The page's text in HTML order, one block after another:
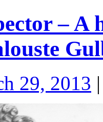
– A
29, 2013 |